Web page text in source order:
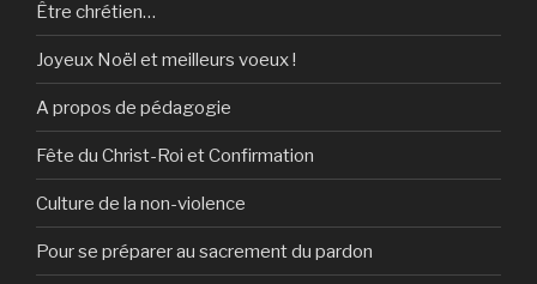
Être chrétien…
Joyeux Noël et meilleurs voeux !
A propos de pédagogie
Fête du Christ-Roi et Confirmation
Culture de la non-violence
Pour se préparer au sacrement du pardon